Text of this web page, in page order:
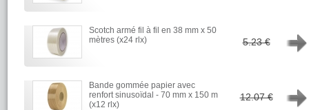
Scotch armé fil à fil en 38 mm x 50
mètres (x24 rlx)
5.23 €
Bande gommée papier avec
renfort sinusoïdal - 70 mm x 150 m
(x12 rlx)
12.07 €